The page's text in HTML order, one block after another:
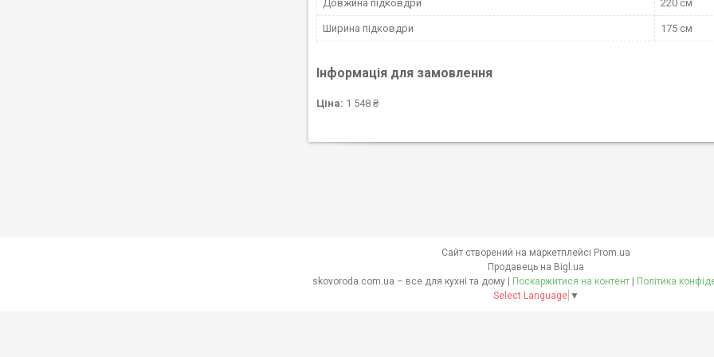
Довжина підковдри 220 см
Ширина підковдри 175 см
Інформація для замовлення
Ціна: 1 548 ₴
Сайт створений на маркетплейсі Prom.ua
Продавець на Bigl.ua
skovoroda.com.ua – все для кухні та дому | Поскаржитися на контент | Політика
Select Language ▼